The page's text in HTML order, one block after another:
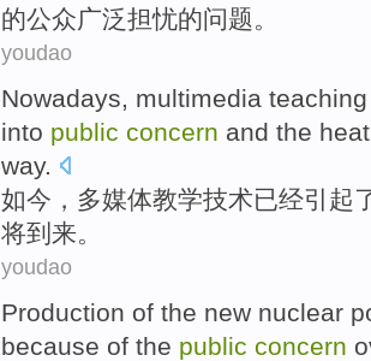
的公众广泛担忧的问题。
youdao
Nowadays, multimedia teaching
into public concern and the
way.
如今 ， 多媒体教学技术已经引起
将到来。
youdao
Production of the new nuclear
because of the public concern